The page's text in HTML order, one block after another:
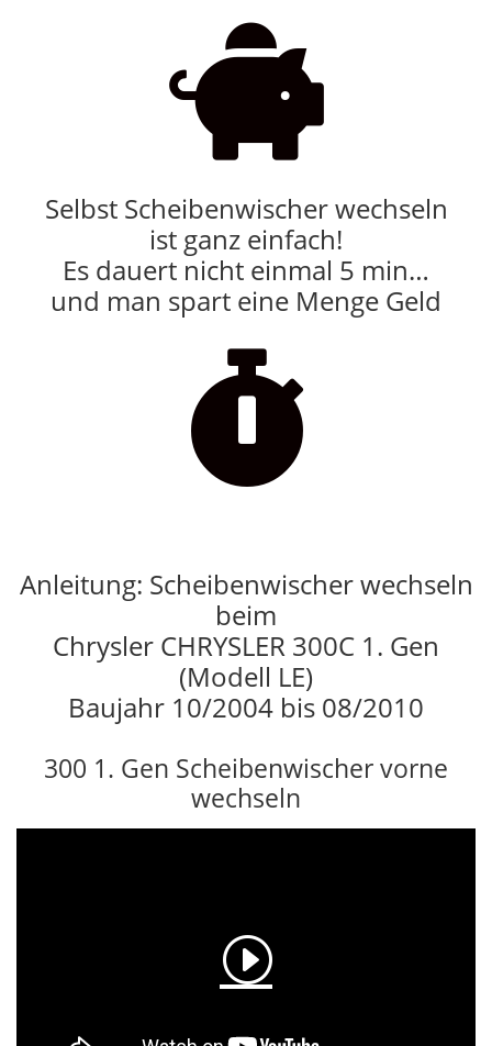

Selbst Scheibenwischer wechseln
ist ganz einfach!
Es dauert nicht einmal 5 min…
und man spart eine Menge Geld

Anleitung: Scheibenwischer wechseln
beim
Chrysler CHRYSLER 300C 1. Gen
(Modell LE)
Baujahr 10/2004 bis 08/2010
300 1. Gen Scheibenwischer vorne
wechseln